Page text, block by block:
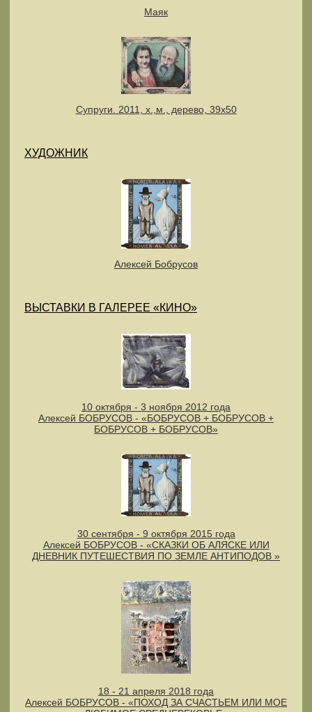
Маяк
Супруги. 2011, х.,м., дерево, 39х50
ХУДОЖНИК
Алексей Бобрусов
ВЫСТАВКИ В ГАЛЕРЕЕ «КИНО»
10 октября - 3 ноября 2012 года
Алексей БОБРУСОВ - «БОБРУСОВ + БОБРУСОВ +
БОБРУСОВ + БОБРУСОВ»
30 сентября - 9 октября 2015 года
Алексей БОБРУСОВ - «СКАЗКИ ОБ АЛЯСКЕ ИЛИ
ДНЕВНИК ПУТЕШЕСТВИЯ ПО ЗЕМЛЕ АНТИПОДОВ »
18 - 21 апреля 2018 года
Алексей БОБРУСОВ - «ПОХОД ЗА СЧАСТЬЕМ ИЛИ МОЕ